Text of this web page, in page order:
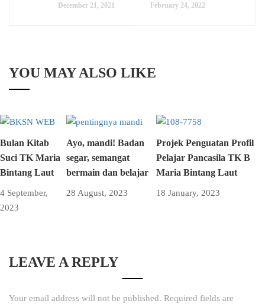
December 21, 2021 February 24, 2022
YOU MAY ALSO LIKE
Bulan Kitab
Suci TK Maria
Bintang Laut
4 September,
2023
Ayo, mandi! Badan
segar, semangat
bermain dan belajar
28 August, 2023
Projek Penguatan Profil
Pelajar Pancasila TK B
Maria Bintang Laut
18 January, 2023
LEAVE A REPLY
Your email address will not be published. Required fields are